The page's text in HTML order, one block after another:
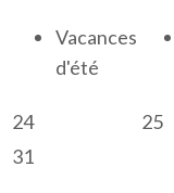
Vacances
d'été
24 25
31